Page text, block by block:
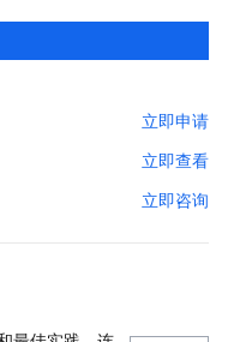
立即申请
立即查看
立即咨询